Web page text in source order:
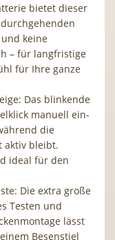
bietet dieser
keine
– für langfristige
für Ihre ganze
Das blinkende
manuell ein-
die
aktiv bleibt.
ideal für den
Die extra große
Testen und
lässt
Besenstiel